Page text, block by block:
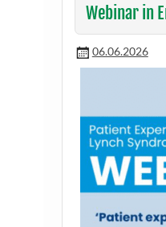
Webinar in
06.06.2026